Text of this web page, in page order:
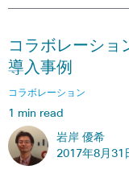
コラボレーショ
導入事例
コラボレーション
1 min read
岩岸 優希
2017年8月31